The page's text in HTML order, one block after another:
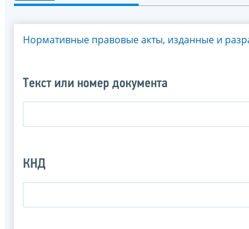
Нормативные правовые акты, изданные и
Текст или номер документа
КНД